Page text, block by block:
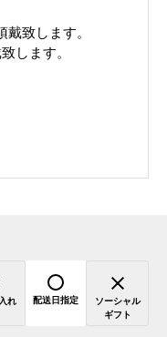
戴致します。
します。
れ 配送日指定
ソーシャル
ギフト